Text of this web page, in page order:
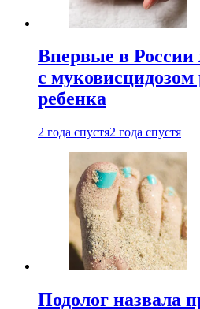
Впервые в
с муковисцидозом
ребенка
2 года спустя2 года спустя
Подолог назвала